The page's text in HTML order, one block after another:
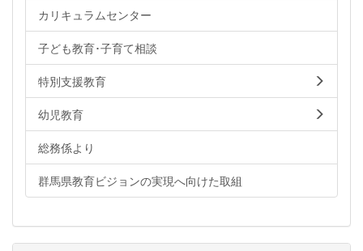
カリキュラムセンター
子ども教育･子育て相談
特別支援教育
幼児教育
総務係より
群馬県教育ビジョンの実現へ向けた取組